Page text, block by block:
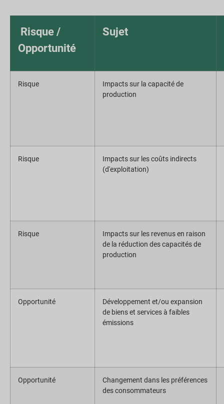
Risque /
Opportunité
Sujet
Risque
Impacts sur la capacité de
production
Risque
Impacts sur les coûts indirects
(d'exploitation)
Risque
Impacts sur les revenus en raison
de la réduction des capacités de
production
Opportunité
Développement et/ou expansion
de biens et services à faibles
émissions
Opportunité
Changement dans les préférences
des consommateurs